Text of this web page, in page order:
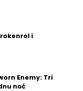
i
Enemy: Tri
noć